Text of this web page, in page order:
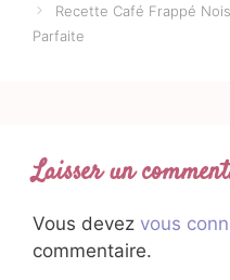
Recette Café Frappé
Parfaite
Laisser un
Vous devez vous
commentaire.